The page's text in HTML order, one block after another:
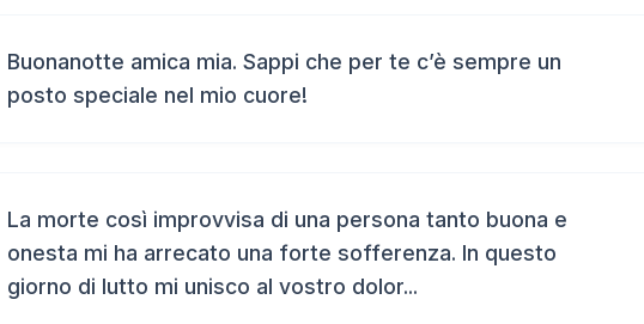
Buonanotte amica mia. Sappi che per te c’è sempre un
posto speciale nel mio cuore!
La morte così improvvisa di una persona tanto buona e
onesta mi ha arrecato una forte sofferenza. In questo
giorno di lutto mi unisco al vostro dolor...